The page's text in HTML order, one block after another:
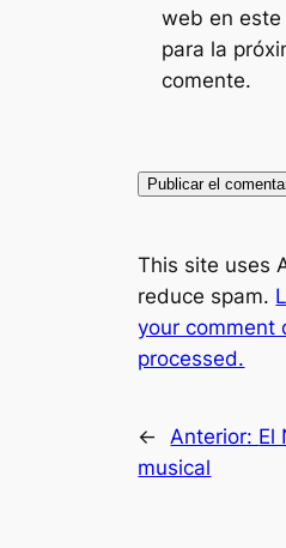
web en
para la
comente.
This site uses
reduce spam.
your comment
processed.
← Anterior: El
musical